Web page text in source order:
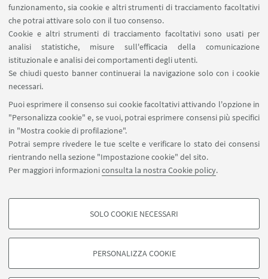
funzionamento, sia cookie e altri strumenti di tracciamento facoltativi
che potrai attivare solo con il tuo consenso.
Cookie e altri strumenti di tracciamento facoltativi sono usati per
analisi statistiche, misure sull'efficacia della comunicazione
istituzionale e analisi dei comportamenti degli utenti.
Se chiudi questo banner continuerai la navigazione solo con i cookie
necessari.
Puoi esprimere il consenso sui cookie facoltativi attivando l'opzione in
"Personalizza cookie" e, se vuoi, potrai esprimere consensi più specifici
in "Mostra cookie di profilazione".
Potrai sempre rivedere le tue scelte e verificare lo stato dei consensi
rientrando nella sezione "Impostazione cookie" del sito.
Per maggiori informazioniconsulta la nostra Cookie policy.
COOKIE DI PROFILAZIONE - FACOLTATIVI
degli utenti, creare profili in base al loro comportamento sul sito, per analisi
di marketing.
SOLO COOKIE NECESSARI
PERSONALIZZA COOKIE
U-Web Missioni
AlmaEsami
AlmaWifi
Proxy: connessione da remoto
InfoPoint Azzo Gardino
SEGUI UNIBO SU:
APP:
©Copyright 2026 - ALMA MATER STUDIORUM - Università di
Bologna - Via Zamboni, 33 - 40126 Bologna - PI: 01131710376 - CF:
80007010376